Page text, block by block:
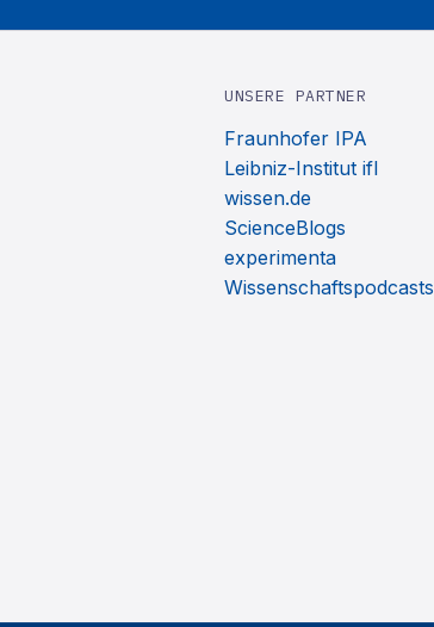
UNSERE PARTNER
Fraunhofer IPA
Leibniz-Institut ifl
wissen.de
ScienceBlogs
experimenta
Wissenschaftspodcasts